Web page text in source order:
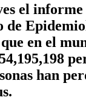
el
de
en el
han